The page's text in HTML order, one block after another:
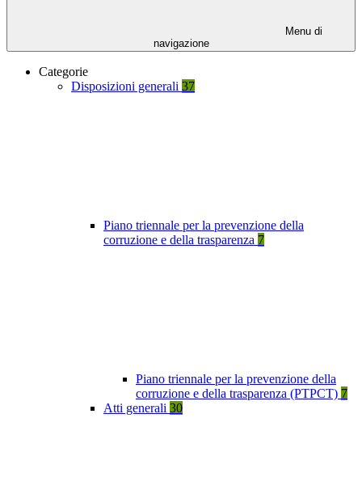
Menu di
navigazione
Categorie
Disposizioni generali 37
Piano triennale per la prevenzione della
corruzione e della trasparenza 7
Piano triennale per la prevenzione della
corruzione e della trasparenza (PTPCT) 7
Atti generali 30